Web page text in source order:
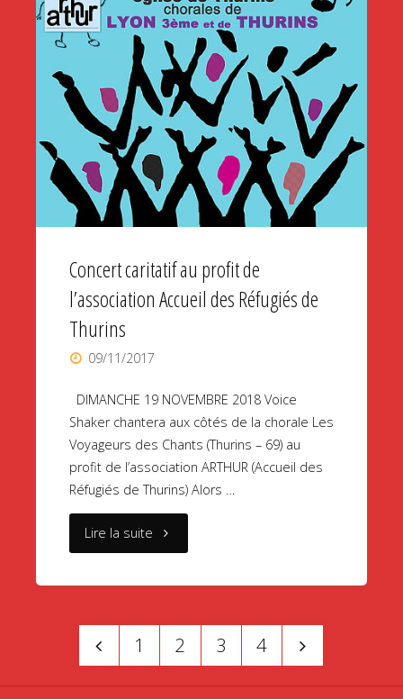
profit
d’Entrepreneurs
du
Monde"
Concert caritatif au profit de
l’association Accueil des Réfugiés de
Thurins
09/11/2017
DIMANCHE 19 NOVEMBRE 2018 Voice
Shaker chantera aux côtés de la chorale Les
Voyageurs des Chants (Thurins – 69) au
profit de l’association ARTHUR (Accueil des
Réfugiés de Thurins) Alors …
Lire la suite "Concert
profit
1 2 3 4